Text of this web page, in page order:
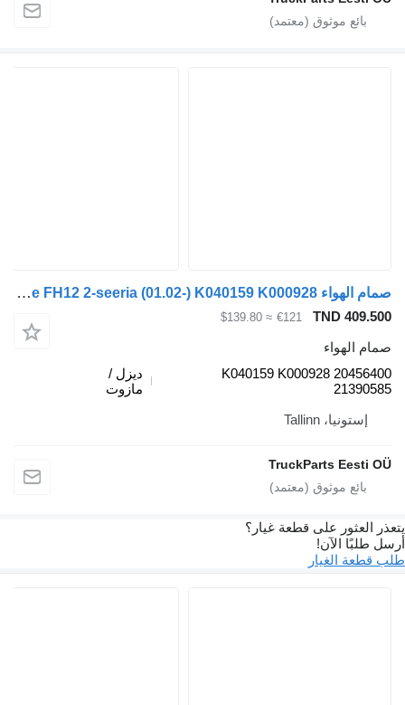
صمام الهواء Knorr-Bremse FH12 2-seeria (01.02-) K040159 K000928 لـ السيارات القاطرة Volvo FH12, FH16, NH12, FH, VNL780 (1993-2014)
TND
€121
≈ $139.80
K040159 K000928
TruckParts
على قطعة غيار؟